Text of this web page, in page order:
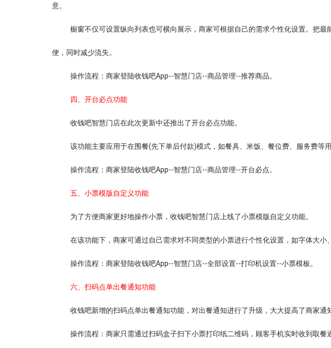
意。
橱窗不仅可设置纵向列表也可横向展示，商家可根据自己的需求个性化设置。把
便，同时减少流失。
操作流程：商家登陆收钱吧App--智慧门店--商品管理--推荐商品。
四、开台必点功能
收钱吧智慧门店在此次更新中还推出了开台必点功能。
该功能主要应用于在围餐(先下单后付款)模式，如餐具、米饭、餐位费、服务费等
操作流程：商家登陆收钱吧App--智慧门店--商品管理--开台必点。
五、小票模版自定义功能
为了方便商家更好地操作小票，收钱吧智慧门店上线了小票模版自定义功能。
在该功能下，商家可通过自己需求对不同类型的小票进行个性化设置，如字体大小
操作流程：商家登陆收钱吧App--智慧门店--全部设置--打印机设置--小票模板。
六、扫码点单出餐通知功能
收钱吧新增的扫码点单出餐通知功能，对出餐通知进行了升级，大大提高了商家通
操作流程：商家只需通过扫码盒子扫下小票打印纸二维码，顾客手机实时收到取餐